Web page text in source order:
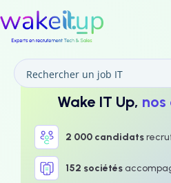
Wake IT Up, nos
2 000 candidats
152 sociétés